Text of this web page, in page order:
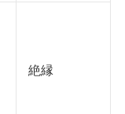
絶縁